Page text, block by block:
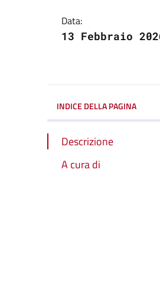
Data:
13 Febbraio
INDICE DELLA PAGINA
Descrizione
A cura di